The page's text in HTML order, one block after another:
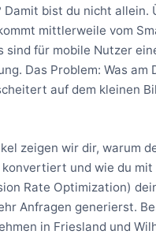
bist du nicht allein.
mittlerweile vom
sind für mobile Nutzer
Das Problem: Was am
auf dem kleinen
zeigen wir dir, warum
und wie du
Rate Optimization)
Anfragen generierst.
in Friesland und